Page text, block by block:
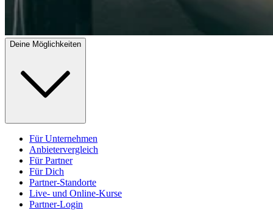
Deine Möglichkeiten
Für Unternehmen
Anbietervergleich
Für Partner
Für Dich
Partner-Standorte
Live- und Online-Kurse
Partner-Login